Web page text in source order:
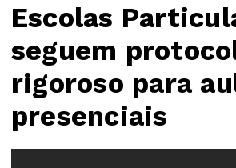
Escolas
seguem
rigoroso para
presenciais